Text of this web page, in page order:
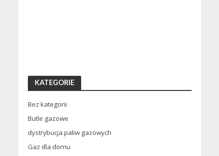
KATEGORIE
Bez kategorii
Butle gazowe
dystrybucja paliw gazowych
Gaz dla domu